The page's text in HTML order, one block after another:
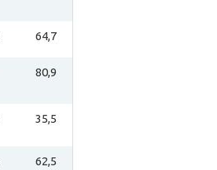
64,7
80,9
35,5
62,5